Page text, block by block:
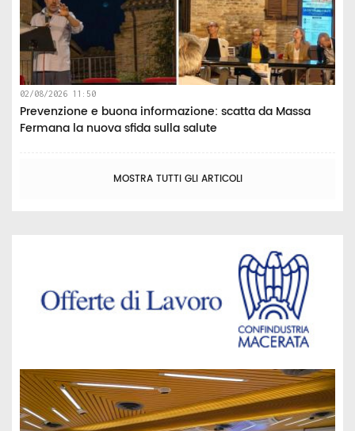
02/08/2026 11:50
Prevenzione e buona informazione: scatta da Massa
Fermana la nuova sfida sulla salute
MOSTRA TUTTI GLI ARTICOLI